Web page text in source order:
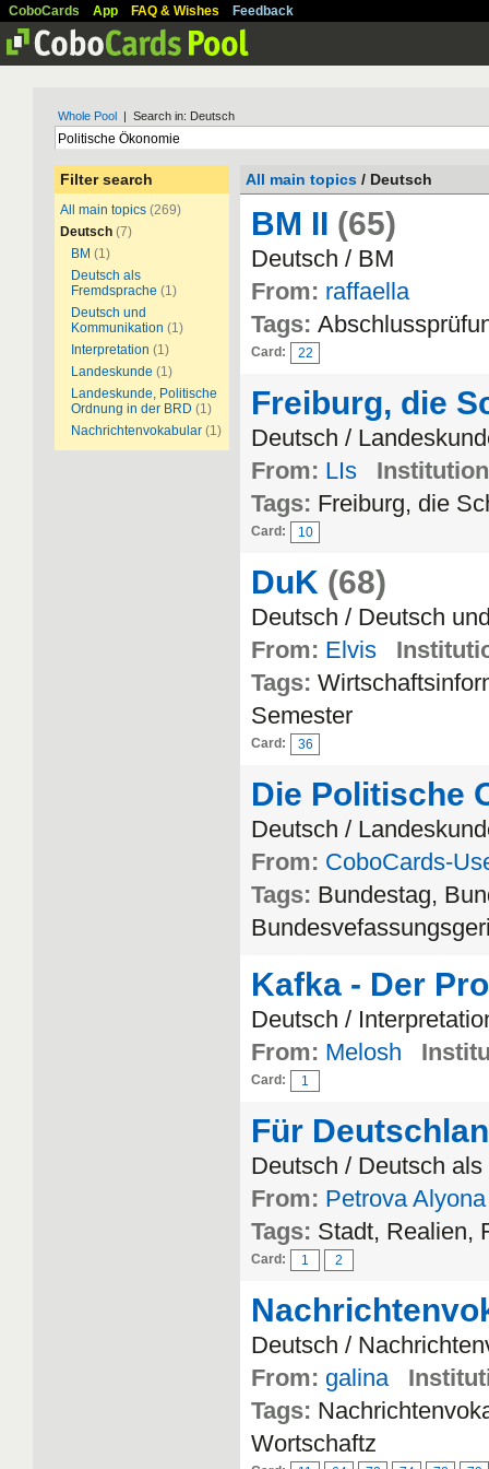
CoboCards App FAQ & Wishes Feedback
Whole Pool | Search in: Deutsch
Filter search
All main topics (269)
Deutsch (7)
BM (1)
Deutsch als
Fremdsprache (1)
Deutsch und
Kommunikation (1)
Interpretation (1)
Landeskunde (1)
Landeskunde, Politische
Ordnung in der BRD (1)
Nachrichtenvokabular (1)
All main topics / Deutsch
BM II (65)
Deutsch / BM
From: raffaella
Tags:
Card: 22
Freiburg, die
Deutsch /
From: LIs
Tags: Freiburg, die
Card: 10
DuK (68)
Deutsch / Deutsch
From: Elvis
Tags:
Semester
Card: 36
Die Politische
Deutsch /
From: CoboCards-
Tags: Bundestag,
Kafka - Der
Deutsch /
From: Melosh
Card: 1
Für
Deutsch / Deutsch
From: Petrova
Tags: Stadt, Realien,
Card: 1 2
Deutsch /
From: galina
Tags:
Wortschaftz